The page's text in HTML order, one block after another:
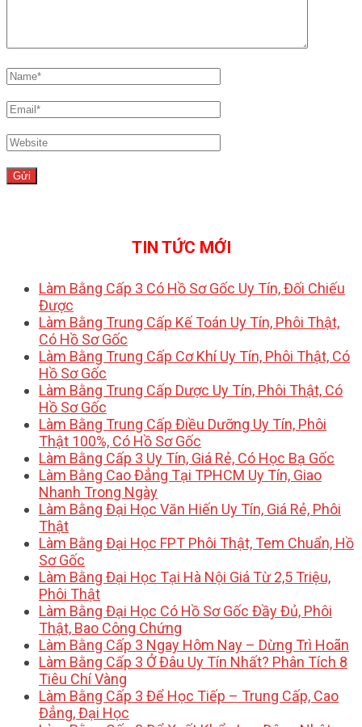
TIN TỨC MỚI
Làm Bằng Cấp 3 Có Hồ Sơ Gốc Uy Tín, Đối Chiếu
Được
Làm Bằng Trung Cấp Kế Toán Uy Tín, Phôi Thật,
Có Hồ Sơ Gốc
Làm Bằng Trung Cấp Cơ Khí Uy Tín, Phôi Thật, Có
Hồ Sơ Gốc
Làm Bằng Trung Cấp Dược Uy Tín, Phôi Thật, Có
Hồ Sơ Gốc
Làm Bằng Trung Cấp Điều Dưỡng Uy Tín, Phôi
Thật 100%, Có Hồ Sơ Gốc
Làm Bằng Cấp 3 Uy Tín, Giá Rẻ, Có Học Bạ Gốc
Làm Bằng Cao Đẳng Tại TPHCM Uy Tín, Giao
Nhanh Trong Ngày
Làm Bằng Đại Học Văn Hiến Uy Tín, Giá Rẻ, Phôi
Thật
Làm Bằng Đại Học FPT Phôi Thật, Tem Chuẩn, Hồ
Sơ Gốc
Làm Bằng Đại Học Tại Hà Nội Giá Từ 2,5 Triệu,
Phôi Thật
Làm Bằng Đại Học Có Hồ Sơ Gốc Đầy Đủ, Phôi
Thật, Bao Công Chứng
Làm Bằng Cấp 3 Ngay Hôm Nay – Dừng Trì Hoãn
Làm Bằng Cấp 3 Ở Đâu Uy Tín Nhất? Phân Tích 8
Tiêu Chí Vàng
Làm Bằng Cấp 3 Để Học Tiếp – Trung Cấp, Cao
Đẳng, Đại Học